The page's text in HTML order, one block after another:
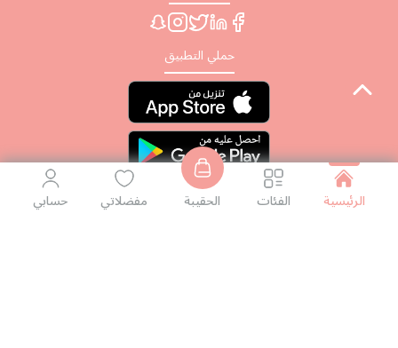
حملي التطبيق
او يمكنك زيارة احد فروعنا
الرئيسية الفئات الحقيبة مفضلاتي حسابي